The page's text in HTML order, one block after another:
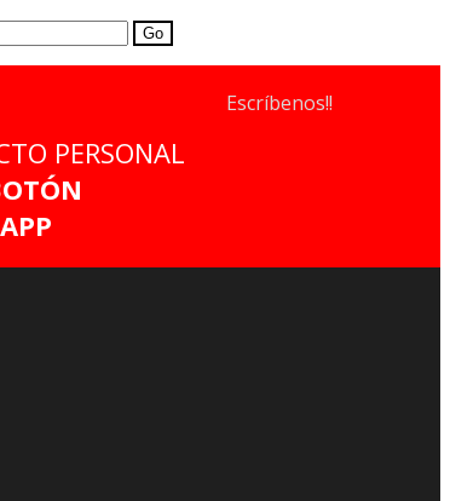
PERSONAL
Escríbenos!!